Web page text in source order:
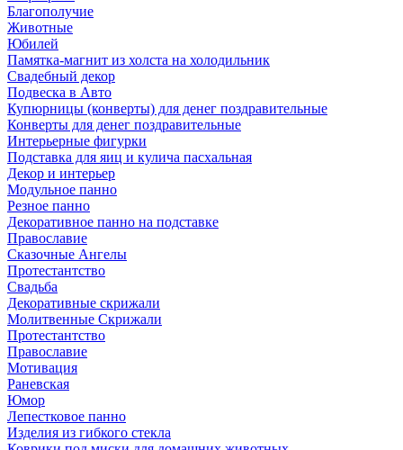
Благополучие
Животные
Юбилей
Памятка-магнит из холста на холодильник
Свадебный декор
Подвеска в Авто
Купюрницы (конверты) для денег поздравительные
Конверты для денег поздравительные
Интерьерные фигурки
Подставка для яиц и кулича пасхальная
Декор и интерьер
Модульное панно
Резное панно
Декоративное панно на подставке
Православие
Сказочные Ангелы
Протестантство
Свадьба
Декоративные скрижали
Молитвенные Скрижали
Протестантство
Православие
Мотивация
Раневская
Юмор
Лепестковое панно
Изделия из гибкого стекла